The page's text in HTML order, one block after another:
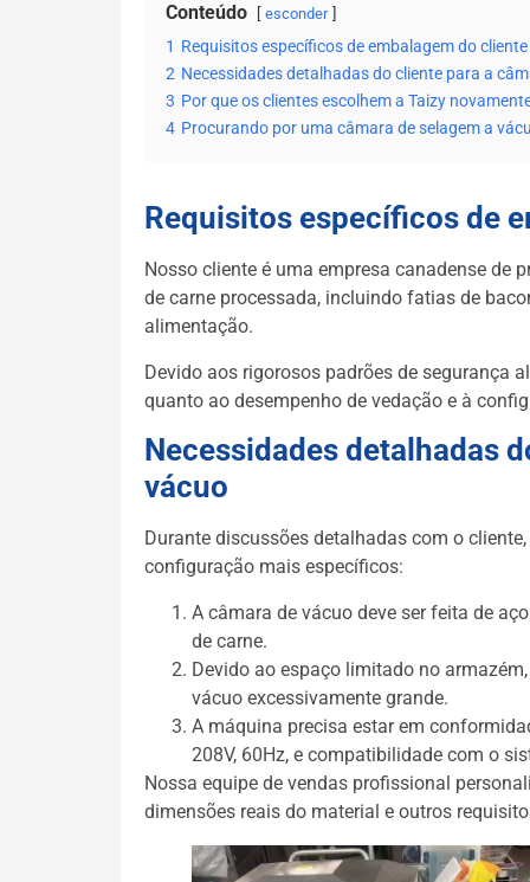
Conteúdo esconder
1 Requisitos específicos de embalagem do cliente
2 Necessidades detalhadas do cliente para a
3 Por que os clientes escolhem a Taizy
4 Procurando por uma câmara de selagem a
Requisitos específicos de
Nosso cliente é uma empresa canadense de
de carne processada, incluindo fatias de
alimentação.
Devido aos rigorosos padrões de segurança
quanto ao desempenho de vedação e à
Necessidades detalhadas
vácuo
Durante discussões detalhadas com o
configuração mais específicos:
A câmara de vácuo deve ser feita de
de carne.
Devido ao espaço limitado no
vácuo excessivamente grande.
A máquina precisa estar em
208V, 60Hz, e compatibilidade com o
Nossa equipe de vendas profissional
dimensões reais do material e outros